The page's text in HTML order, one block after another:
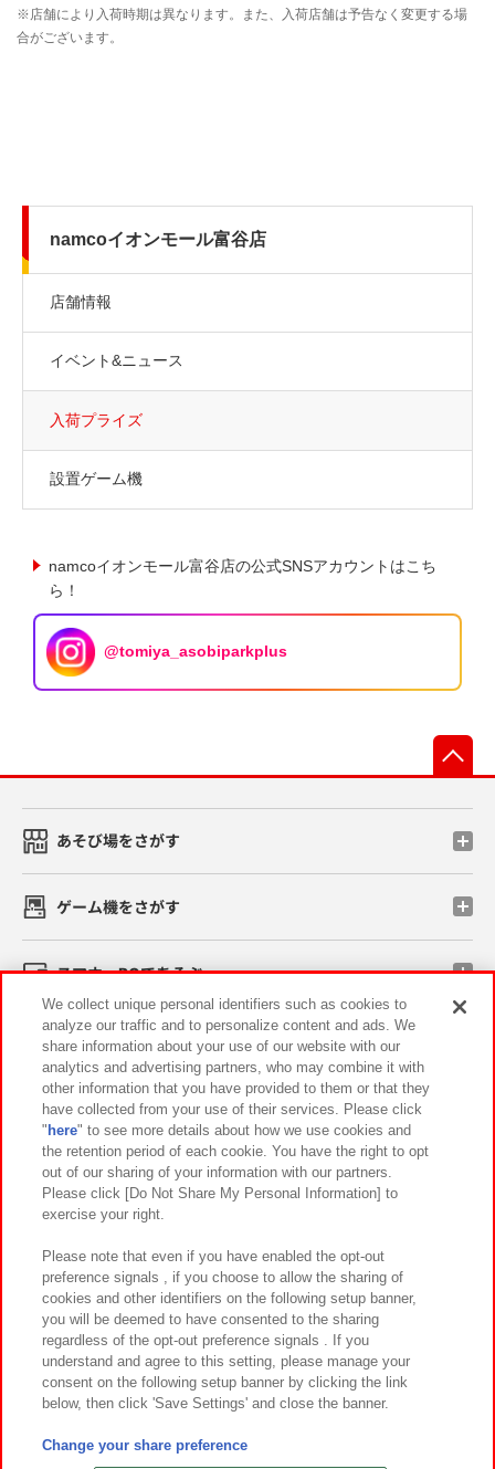
namcoイオンモール富谷店
店舗情報
イベント&ニュース
入荷プライズ
設置ゲーム機
namcoイオンモール富谷店の公式SNSアカウントはこち
ら！
@tomiya_asobiparkplus
あそび場をさがす
ゲーム機をさがす
スマホ・PCであそぶ
イベント・キャンペーン
関連会社 サステナビリティ サイトポリシー
プライバシーポリシー ウェブアクセシビリティ方針と検証結果
お取引先さまとともに
カスタマーハラスメント対応方針 よくあるご質問・お問い合わせ
©Bandai Namco Amusement Inc.
©Bandai Namco Amusement Lab Inc.
We collect unique personal identifiers such as cookies to
analyze our traffic and to personalize content and ads. We
share information about your use of our website with our
analytics and advertising partners, who may combine it with
other information that you have provided to them or that they
have collected from your use of their services. Please click
" here" to see more details about how we use cookies and
the retention period of each cookie. You have the right to opt
out of our sharing of your information with our partners.
Please click [Do Not Share My Personal Information] to
exercise your right.
Please note that even if you have enabled the opt-out
preference signals , if you choose to allow the sharing of
cookies and other identifiers on the following setup banner,
you will be deemed to have consented to the sharing
regardless of the opt-out preference signals . If you
understand and agree to this setting, please manage your
consent on the following setup banner by clicking the link
below, then click 'Save Settings' and close the banner.
Change your share preference